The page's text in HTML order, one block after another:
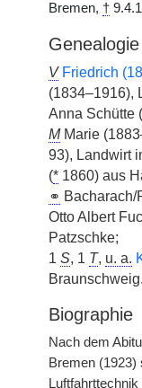
Bremen, †
Genealogie
V Friedrich
(1834–1916),
Anna Schütte
MMarie
93), Landwirt
(* 1860) aus
⚭ Bacharach/
Otto Albert
Patzschke;
1 S, 1 T, u. a.
Braunschweig.
Biographie
Nach dem
Bremen (1923)